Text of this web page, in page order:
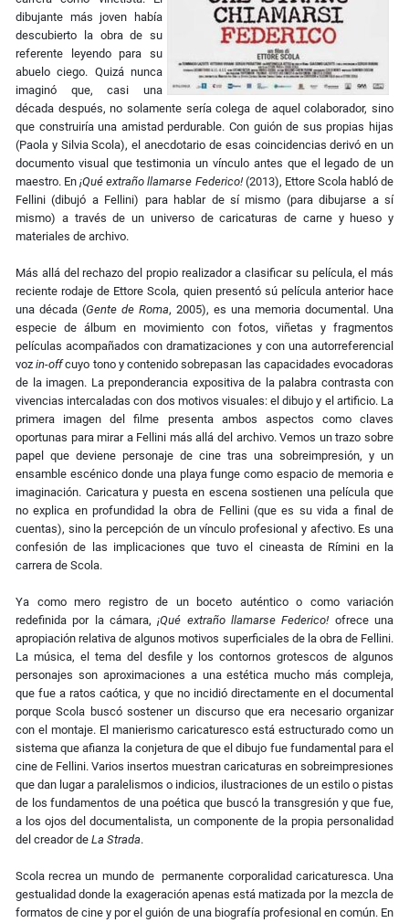
dibujante más joven había
descubierto la obra de su
referente leyendo para su
abuelo ciego. Quizá nunca
imaginó que, casi una
década después, no solamente sería colega de aquel colaborador, sino
que construiría una amistad perdurable. Con guión de sus propias hijas
(Paola y Silvia Scola), el anecdotario de esas coincidencias derivó en un
documento visual que testimonia un vínculo antes que el legado de un
maestro. En¡Qué extraño llamarse Federico! (2013), Ettore Scola habló de
Fellini (dibujó a Fellini) para hablar de sí mismo (para dibujarse a sí
mismo) a través de un universo de caricaturas de carne y hueso y
materiales de archivo.
Más allá del rechazo del propio realizador a clasificar su película, el más
reciente rodaje de Ettore Scola, quien presentó sú película anterior hace
una década (Gente de Roma, 2005), es una memoria documental. Una
especie de álbum en movimiento con fotos, viñetas y fragmentos
películas acompañados con dramatizaciones y con una autorreferencial
vozin-offcuyo tono y contenido sobrepasan las capacidades evocadoras
de la imagen. La preponderancia expositiva de la palabra contrasta con
vivencias intercaladas con dos motivos visuales: el dibujo y el artificio. La
primera imagen del filme presenta ambos aspectos como claves
oportunas para mirar a Fellini más allá del archivo. Vemos un trazo sobre
papel que deviene personaje de cine tras una sobreimpresión, y un
ensamble escénico donde una playa funge como espacio de memoria e
imaginación. Caricatura y puesta en escena sostienen una película que
no explica en profundidad la obra de Fellini (que es su vida a final de
cuentas), sino la percepción de un vínculo profesional y afectivo. Es una
confesión de las implicaciones que tuvo el cineasta de Rímini en la
carrera de Scola.
Ya como mero registro de un boceto auténtico o como variación
redefinida por la cámara,¡Qué extraño llamarse Federico! ofrece una
apropiación relativa de algunos motivos superficiales de la obra de Fellini.
La música, el tema del desfile y los contornos grotescos de algunos
personajes son aproximaciones a una estética mucho más compleja,
que fue a ratos caótica, y que no incidió directamente en el documental
porque Scola buscó sostener un discurso que era necesario organizar
con el montaje. El manierismo caricaturesco está estructurado como un
sistema que afianza la conjetura de que el dibujo fue fundamental para el
cine de Fellini. Varios insertos muestran caricaturas en sobreimpresiones
que dan lugar a paralelismos o indicios, ilustraciones de un estilo o pistas
de los fundamentos de una poética que buscó la transgresión y que fue,
a los ojos del documentalista, un componente de la propia personalidad
del creador de La Strada.
Scola recrea un mundo de permanente corporalidad caricaturesca. Una
gestualidad donde la exageración apenas está matizada por la mezcla de
formatos de cine y por el guión de una biografía profesional en común. En